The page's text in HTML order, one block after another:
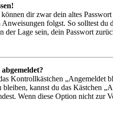
dir zwar dein altes
Anweisungen folgst. So solltest du
der Lage sein, dein Passwort
Kontrollkästchen „Angemeldet
kannst du das Kästchen
Wenn diese Option nicht zur